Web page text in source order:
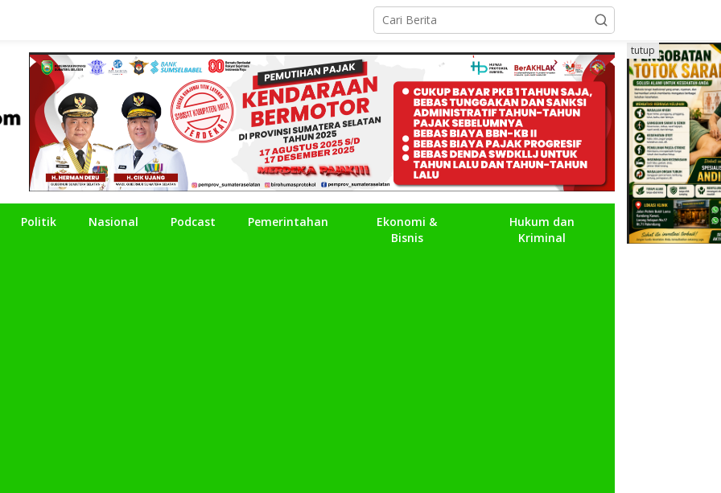
Politik Nasional Podcast Pemerintahan
Ekonomi &
Bisnis
Hukum dan
Kriminal
tutup